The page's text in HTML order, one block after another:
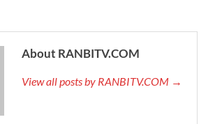
About RANBITV.COM
View all posts by RANBITV.COM →